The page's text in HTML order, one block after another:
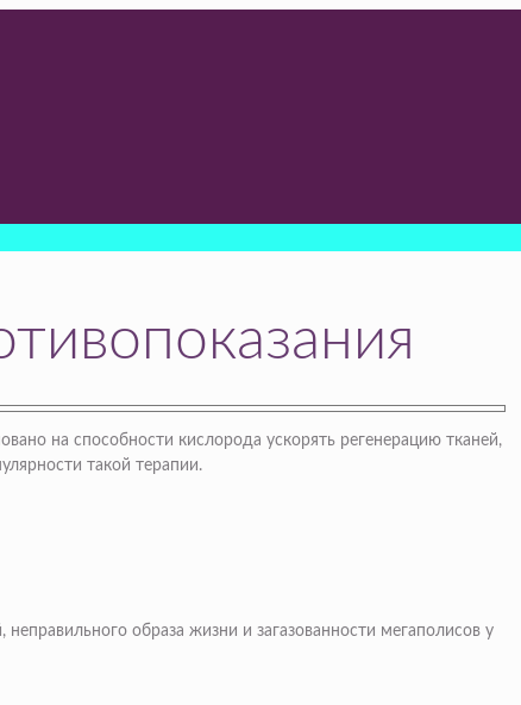
на способности кислорода ускорять регенерацию тканей,
такой терапии.
образа жизни и загазованности мегаполисов у